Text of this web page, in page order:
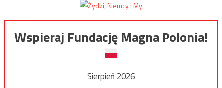
Wspieraj Fundację Magna Polonia!
Sierpień 2026